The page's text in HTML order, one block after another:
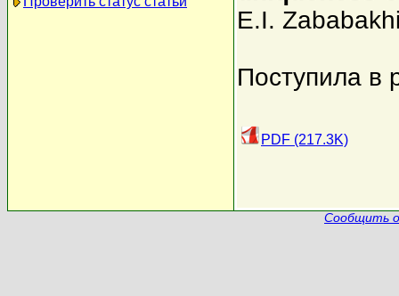
E.I.
Поступила в
PDF (217.3K)
Сообщить о